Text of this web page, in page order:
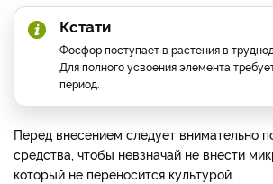
Кстати
Фосфор поступает в растения в
Для полного усвоения элемента
период.
Перед внесением следует внимательно
средства, чтобы невзначай не внести
который не переносится культурой.